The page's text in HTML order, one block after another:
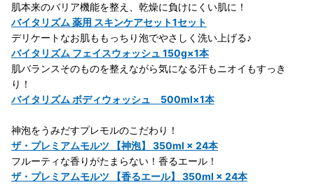
肌本来のバリア機能を整え、乾燥に負けにくい肌に！
バイタリズム 薬用 スキンケアセット1セット
デリケートなお肌ももっちり泡でやさしく洗い上げる♪
バイタリズム フェイスウォッシュ 150g×1本
肌バランスそのものを整えながら気になる汗もニオイもすっき
り！
バイタリズム ボディウォッシュ 500ml×1本
神泡をうみだすプレモルのこだわり！
ザ・プレミアムモルツ 【神泡】 350ml × 24本
フルーティな香りがたまらない！香るエール！
ザ・プレミアムモルツ 【香るエール】 350ml × 24本